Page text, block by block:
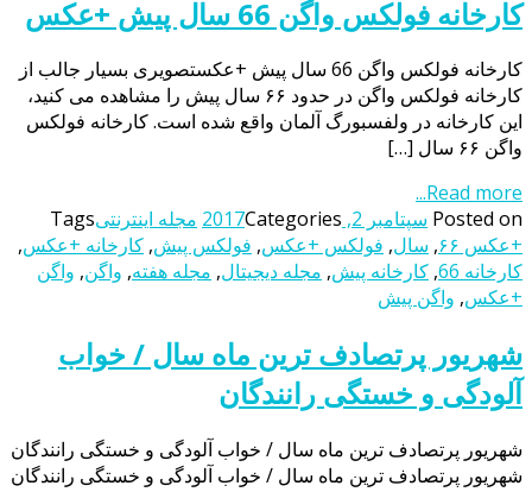
کارخانه فولکس واگن 66 سال پیش +عکس
کارخانه فولکس واگن 66 سال پیش +عکستصویری بسیار جالب از
کارخانه فولکس واگن در حدود ۶۶ سال پیش را مشاهده می کنید،
این کارخانه در ولفسبورگ آلمان واقع شده است. کارخانه فولکس
واگن ۶۶ سال […]
Read more...
Posted on سپتامبر 2, 2017 Categories مجله اینترنتیTags
+عکس ۶۶
, سال, فولکس +عکس, فولکس پیش, کارخانه +عکس,
کارخانه 66
, کارخانه پیش, مجله دیجیتال, مجله هفته, واگن, واگن
+عکس, واگن پیش
شهریور پرتصادف ترین ماه سال / خواب
آلودگی و خستگی رانندگان
شهریور پرتصادف ترین ماه سال / خواب آلودگی و خستگی رانندگان
شهریور پرتصادف ترین ماه سال / خواب آلودگی و خستگی رانندگان